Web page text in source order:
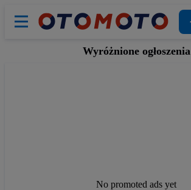
Wyróżnione ogłoszenia
No promoted ads yet